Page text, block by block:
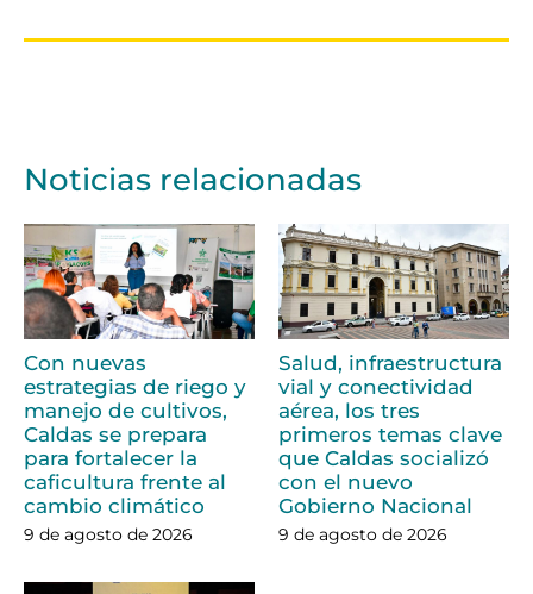
Noticias relacionadas
Con nuevas
estrategias de riego y
manejo de cultivos,
Caldas se prepara
para fortalecer la
caficultura frente al
cambio climático
9 de agosto de 2026
Salud, infraestructura
vial y conectividad
aérea, los tres
primeros temas clave
que Caldas socializó
con el nuevo
Gobierno Nacional
9 de agosto de 2026